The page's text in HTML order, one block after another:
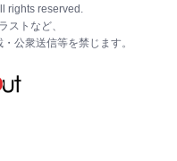
rights reserved.
ストなど、
公衆送信等を禁じます。